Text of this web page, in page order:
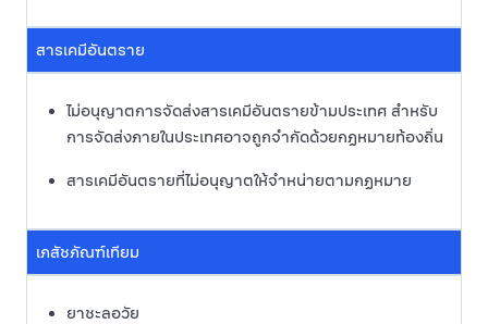
สารเคมีอันตราย
ไม่อนุญาตการจัดส่งสารเคมีอันตรายข้ามประเทศ สำหรับ
การจัดส่งภายในประเทศอาจถูกจำกัดด้วยกฏหมายท้องถิ่น
สารเคมีอันตรายที่ไม่อนุญาตให้จำหน่ายตามกฏหมาย
เภสัชภัณฑ์เทียม
ยาชะลอวัย